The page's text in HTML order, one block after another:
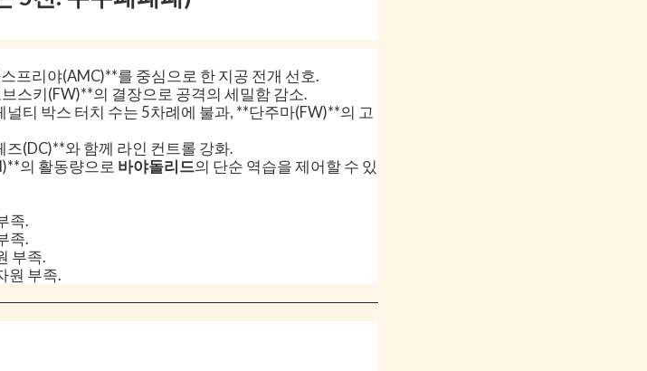
프리야(AMC)**를 중심으로 한 지공 전개 선호.
스키(FW)**의 결장으로 공격의 세밀함 감소.
티 박스 터치 수는 5차례에 불과, **단주마(FW)**의 고
즈(DC)**와 함께 라인 컨트롤 강화.
의 활동량으로 바야돌리드의 단순 역습을 제어할 수 있
족.
족.
부족.
원 부족.